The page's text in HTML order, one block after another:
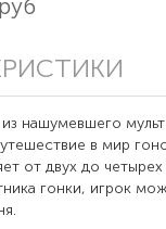
нашумевшего
в мир
от двух до
гонки, игрок